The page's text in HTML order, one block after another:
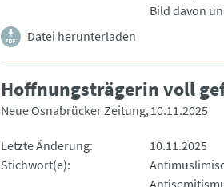
Bild davon
Datei herunterladen
Hoffnungsträgerin voll
Neue Osnabrücker Zeitung 10.11.2025
Letzte Änderung
10.11.2025
Stichwort(e)